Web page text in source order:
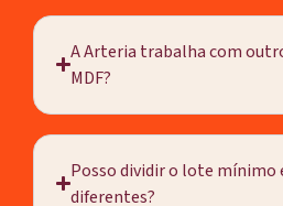
A Arteria trabalha com
MDF?
Posso dividir o lote mínimo
diferentes?